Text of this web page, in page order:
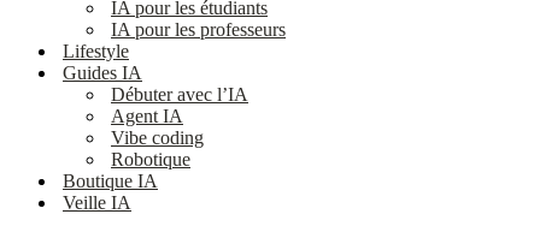
IA pour les étudiants
IA pour les professeurs
Lifestyle
Guides IA
Débuter avec l’IA
Agent IA
Vibe coding
Robotique
Boutique IA
Veille IA